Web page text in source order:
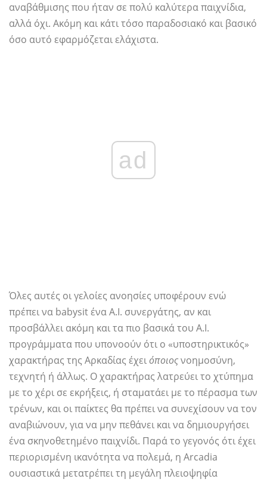
αναβάθμισης που ήταν σε πολύ καλύτερα παιχνίδια,
αλλά όχι. Ακόμη και κάτι τόσο παραδοσιακό και βασικό
όσο αυτό εφαρμόζεται ελάχιστα.
ad
Όλες αυτές οι γελοίες ανοησίες υποφέρουν ενώ
πρέπει να babysit ένα A.I. συνεργάτης, αν και
προσβάλλει ακόμη και τα πιο βασικά του A.I.
προγράμματα που υπονοούν ότι ο «υποστηρικτικός»
χαρακτήρας της Αρκαδίας έχειόποιοςνοημοσύνη,
τεχνητή ή άλλως. Ο χαρακτήρας λατρεύει το χτύπημα
με το χέρι σε εκρήξεις, ή σταματάει με το πέρασμα των
τρένων, και οι παίκτες θα πρέπει να συνεχίσουν να τον
αναβιώνουν, για να μην πεθάνει και να δημιουργήσει
ένα σκηνοθετημένο παιχνίδι. Παρά το γεγονός ότι έχει
περιορισμένη ικανότητα να πολεμά, η Arcadia
ουσιαστικά μετατρέπει τη μεγάλη πλειοψηφία